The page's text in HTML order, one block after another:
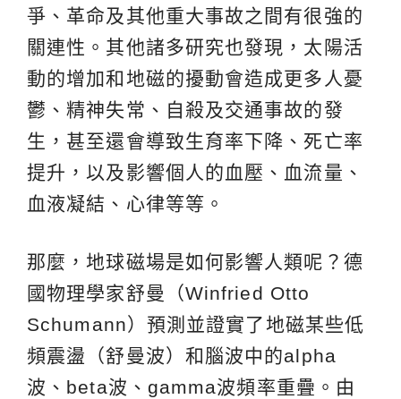
爭、革命及其他重大事故之間有很強的
關連性。其他諸多研究也發現，太陽活
動的增加和地磁的擾動會造成更多人憂
鬱、精神失常、自殺及交通事故的發
生，甚至還會導致生育率下降、死亡率
提升，以及影響個人的血壓、血流量、
血液凝結、心律等等。
那麼，地球磁場是如何影響人類呢？德
國物理學家舒曼（Winfried Otto
Schumann）預測並證實了地磁某些低
頻震盪（舒曼波）和腦波中的alpha
波、beta波、gamma波頻率重疊。由